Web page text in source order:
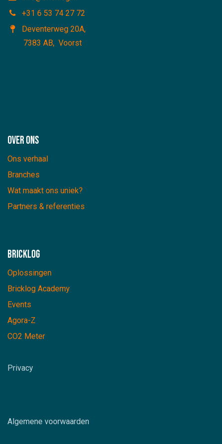
+31 6 53 74 27 72
Deventerweg 20A,
7383 AB, Voorst
Over ons
Ons verhaal
Branches
Wat maakt ons uniek?
Partners & referenties
Bricklog
Oplossingen
Bricklog Academy
Events
Agora-Z
CO2 Meter
Privacy
Algemene voorwaarden